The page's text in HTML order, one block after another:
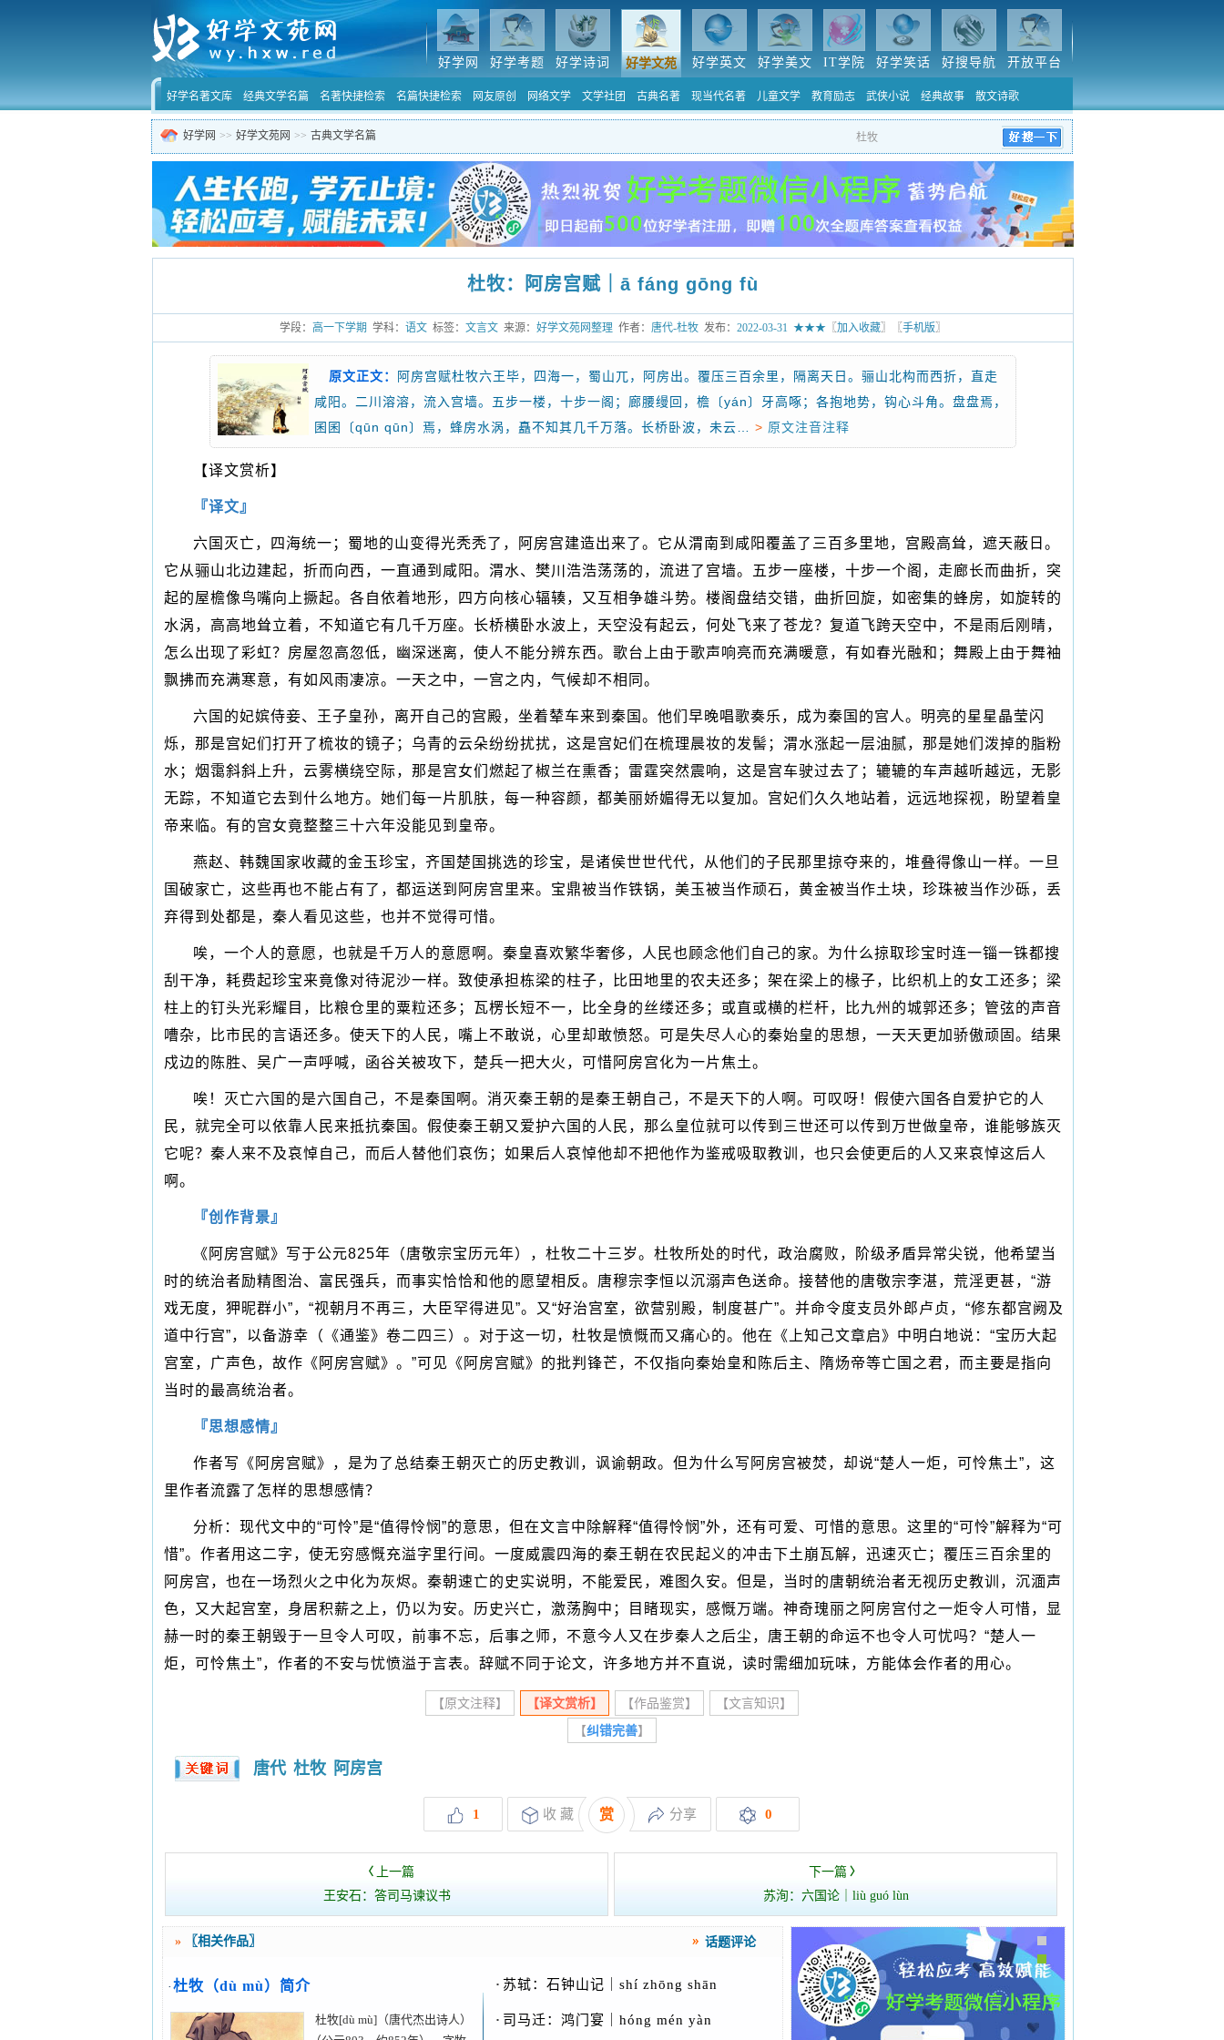
好学网 好学考题 好学诗词 好学文苑 好学英文 好学美文 IT学院 好学笑话 好搜导航 开放平台
好学名著文库 经典文学名篇 名著快捷检索 名篇快捷检索 网友原创 网络文学 文学社团 古典名著 现当代名著 儿童文学 教育励志 武侠小说 经典故事 散文诗歌
好学网 >> 好学文苑网 >> 古典文学名篇
杜牧：阿房宫赋｜ā fáng gōng fù
学段： 高一下学期 学科： 语文 标签： 文言文 来源： 好学文苑网整理 作者： 唐代-杜牧 发布： 2022-03-31 ★★★ 〖加入收藏〗〖手机版 〗
原文正文：
阿房宫赋杜牧六王毕，四海一，蜀山兀，阿房出。覆压三百余里，隔离天日。骊山北构而西折，直走
咸阳。二川溶溶，流入宫墙。五步一楼，十步一阁；廊腰缦回，檐〔yán〕牙高啄；各抱地势，钩心斗角。盘盘焉，
囷囷〔qūn qūn〕焉，蜂房水涡，矗不知其几千万落。长桥卧波，未云…
> 原文注音注释
【译文赏析】
『译文』
六国灭亡，四海统一；蜀地的山变得光秃秃了，阿房宫建造出来了。它从渭南到咸阳覆盖了三百多里地，宫殿高耸，遮天蔽日。
它从骊山北边建起，折而向西，一直通到咸阳。渭水、樊川浩浩荡荡的，流进了宫墙。五步一座楼，十步一个阁，走廊长而曲折，突
起的屋檐像鸟嘴向上撅起。各自依着地形，四方向核心辐辏，又互相争雄斗势。楼阁盘结交错，曲折回旋，如密集的蜂房，如旋转的
水涡，高高地耸立着，不知道它有几千万座。长桥横卧水波上，天空没有起云，何处飞来了苍龙？复道飞跨天空中，不是雨后刚晴，
怎么出现了彩虹？房屋忽高忽低，幽深迷离，使人不能分辨东西。歌台上由于歌声响亮而充满暖意，有如春光融和；舞殿上由于舞袖
飘拂而充满寒意，有如风雨凄凉。一天之中，一宫之内，气候却不相同。
六国的妃嫔侍妾、王子皇孙，离开自己的宫殿，坐着辇车来到秦国。他们早晚唱歌奏乐，成为秦国的宫人。明亮的星星晶莹闪
烁，那是宫妃们打开了梳妆的镜子；乌青的云朵纷纷扰扰，这是宫妃们在梳理晨妆的发髻；渭水涨起一层油腻，那是她们泼掉的脂粉
水；烟霭斜斜上升，云雾横绕空际，那是宫女们燃起了椒兰在熏香；雷霆突然震响，这是宫车驶过去了；辘辘的车声越听越远，无影
无踪，不知道它去到什么地方。她们每一片肌肤，每一种容颜，都美丽娇媚得无以复加。宫妃们久久地站着，远远地探视，盼望着皇
帝来临。有的宫女竟整整三十六年没能见到皇帝。
燕赵、韩魏国家收藏的金玉珍宝，齐国楚国挑选的珍宝，是诸侯世世代代，从他们的子民那里掠夺来的，堆叠得像山一样。一旦
国破家亡，这些再也不能占有了，都运送到阿房宫里来。宝鼎被当作铁锅，美玉被当作顽石，黄金被当作土块，珍珠被当作沙砾，丢
弃得到处都是，秦人看见这些，也并不觉得可惜。
唉，一个人的意愿，也就是千万人的意愿啊。秦皇喜欢繁华奢侈，人民也顾念他们自己的家。为什么掠取珍宝时连一锱一铢都搜
刮干净，耗费起珍宝来竟像对待泥沙一样。致使承担栋梁的柱子，比田地里的农夫还多；架在梁上的椽子，比织机上的女工还多；梁
柱上的钉头光彩耀目，比粮仓里的粟粒还多；瓦楞长短不一，比全身的丝缕还多；或直或横的栏杆，比九州的城郭还多；管弦的声音
嘈杂，比市民的言语还多。使天下的人民，嘴上不敢说，心里却敢愤怒。可是失尽人心的秦始皇的思想，一天天更加骄傲顽固。结果
戍边的陈胜、吴广一声呼喊，函谷关被攻下，楚兵一把大火，可惜阿房宫化为一片焦土。
唉！灭亡六国的是六国自己，不是秦国啊。消灭秦王朝的是秦王朝自己，不是天下的人啊。可叹呀！假使六国各自爱护它的人
民，就完全可以依靠人民来抵抗秦国。假使秦王朝又爱护六国的人民，那么皇位就可以传到三世还可以传到万世做皇帝，谁能够族灭
它呢？秦人来不及哀悼自己，而后人替他们哀伤；如果后人哀悼他却不把他作为鉴戒吸取教训，也只会使更后的人又来哀悼这后人
啊。
『创作背景』
《阿房宫赋》写于公元825年（唐敬宗宝历元年），杜牧二十三岁。杜牧所处的时代，政治腐败，阶级矛盾异常尖锐，他希望当
时的统治者励精图治、富民强兵，而事实恰恰和他的愿望相反。唐穆宗李恒以沉溺声色送命。接替他的唐敬宗李湛，荒淫更甚，“游
戏无度，狎昵群小”，“视朝月不再三，大臣罕得进见”。又“好治宫室，欲营别殿，制度甚广”。并命令度支员外郎卢贞，“修东都宫阙及
道中行宫”，以备游幸（《通鉴》卷二四三）。对于这一切，杜牧是愤慨而又痛心的。他在《上知己文章启》中明白地说：“宝历大起
宫室，广声色，故作《阿房宫赋》。”可见《阿房宫赋》的批判锋芒，不仅指向秦始皇和陈后主、隋炀帝等亡国之君，而主要是指向
当时的最高统治者。
『思想感情』
作者写《阿房宫赋》，是为了总结秦王朝灭亡的历史教训，讽谕朝政。但为什么写阿房宫被焚，却说“楚人一炬，可怜焦土”，这
里作者流露了怎样的思想感情？
分析：现代文中的“可怜”是“值得怜悯”的意思，但在文言中除解释“值得怜悯”外，还有可爱、可惜的意思。这里的“可怜”解释为“可
惜”。作者用这二字，使无穷感慨充溢字里行间。一度威震四海的秦王朝在农民起义的冲击下土崩瓦解，迅速灭亡；覆压三百余里的
阿房宫，也在一场烈火之中化为灰烬。秦朝速亡的史实说明，不能爱民，难图久安。但是，当时的唐朝统治者无视历史教训，沉湎声
色，又大起宫室，身居积薪之上，仍以为安。历史兴亡，激荡胸中；目睹现实，感慨万端。神奇瑰丽之阿房宫付之一炬令人可惜，显
赫一时的秦王朝毁于一旦令人可叹，前事不忘，后事之师，不意今人又在步秦人之后尘，唐王朝的命运不也令人可忧吗？“楚人一
炬，可怜焦土”，作者的不安与忧愤溢于言表。辞赋不同于论文，许多地方并不直说，读时需细加玩味，方能体会作者的用心。
【原文注释】 【译文赏析】 【作品鉴赏】
【文言知识】
【纠错完善】
唐代 杜牧 阿房宫
1 收 藏 赏 分享 0
〈
上一篇
王安石：答司马谏议书
下一篇 〉
苏洵：六国论｜liù guó lùn
» 〖相关作品〗 话题评论
· 杜牧（dù mù）简介
杜牧[dù mù]（唐代杰出诗人）
· 苏轼：石钟山记｜shí zhōng shān
· 司马迁：鸿门宴｜hóng mén yàn